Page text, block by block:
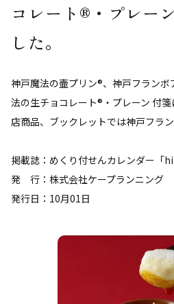
コレート®・プレー
した。
神戸魔法の壷プリン®、神戸フラン
法の生チョコレート®・プレーン 付
店商品、ブックレットでは神戸フラ
掲載誌：めくり付せんカレンダー「
発 行：株式会社ケープランニング
発行日：10月01日